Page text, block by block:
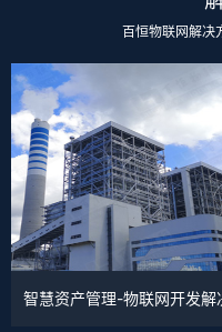
百恒物联网解决
智慧资产管理-物联网开发解